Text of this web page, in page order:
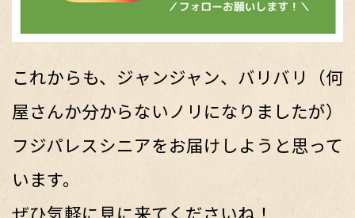
これからも、ジャンジャン、バリバリ（何
屋さんか分からないノリになりましたが）
フジパレスシニアをお届けしようと思って
います。
ぜひ気軽に見に来てくださいね！